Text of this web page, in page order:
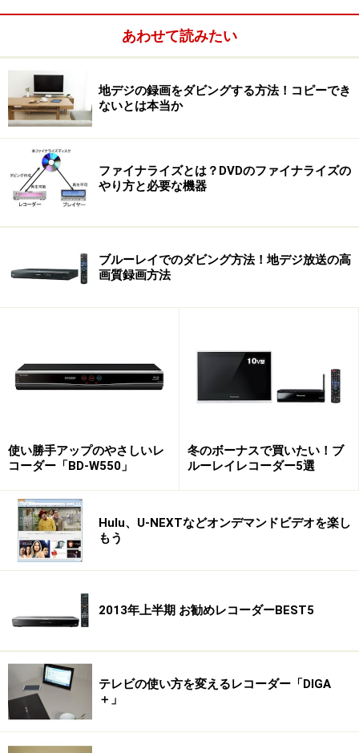
○（1080i
対応）
○（1080i
iLink
端子
○
2007年春のDIGA新機種の機能比較表
■Contents
1. スリムなボディ
4 録画再生関連の操作
5. DVDダビング
6. オーディオサーバ機能
現在のDIGAの特徴の１つはそのボディのスリムさです。
ると２センチ程度薄くなっています。２センチというと
たいしたことはなさそうですが、８センチと６センチの
違いなので、実に3/4の厚さになっているのです。ま
た、奥行きもやや短くなっており、省スペース性に優れ
ています。サイズが小さいので、当然、重量もかなり軽
くなっています。おかげで他のレコーダーよりも高さの
パナソニック「DMR-XW31」（オープン価格：実勢価
格10万円前後）はデジタルWチューナー、500GBハード
あわせて読みたい
地デジの録画をダビングする方法！コピーでき
ないとは本当か
ファイナライズとは？DVDのファイナライズの
やり方と必要な機器
ブルーレイでのダビング方法！地デジ放送の高
画質録画方法
使い勝手アップのやさしいレ
コーダー「BD-W550」
冬のボーナスで買いたい！ブ
ルーレイレコーダー5選
Hulu、U-NEXTなどオンデマンドビデオを楽し
もう
2013年上半期 お勧めレコーダーBEST5
テレビの使い方を変えるレコーダー「DIGA
＋」